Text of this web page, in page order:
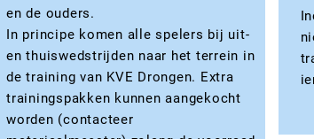
en de ouders.
In principe komen alle spelers bij uit-
en thuiswedstrijden naar het terrein in
de training van KVE Drongen. Extra
trainingspakken kunnen aangekocht
worden (contacteer